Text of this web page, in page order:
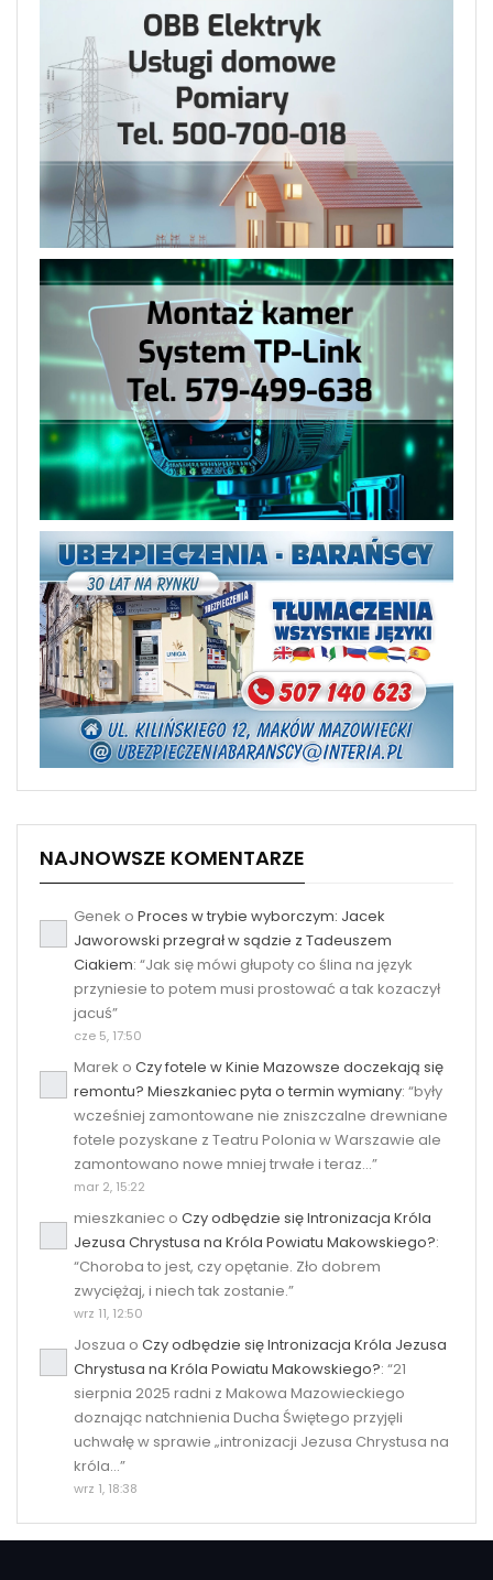
NAJNOWSZE KOMENTARZE
Genek o Proces w trybie wyborczym: Jacek
Jaworowski przegrał w sądzie z Tadeuszem
Ciakiem: “Jak się mówi głupoty co ślina na język
przyniesie to potem musi prostować a tak kozaczył
jacuś”
cze 5, 17:50
Marek o Czy fotele w Kinie Mazowsze doczekają się
remontu? Mieszkaniec pyta o termin wymiany: “były
wcześniej zamontowane nie zniszczalne drewniane
fotele pozyskane z Teatru Polonia w Warszawie ale
zamontowano nowe mniej trwałe i teraz…”
mar 2, 15:22
mieszkaniec o Czy odbędzie się Intronizacja Króla
Jezusa Chrystusa na Króla Powiatu Makowskiego?:
“Choroba to jest, czy opętanie. Zło dobrem
zwyciężaj, i niech tak zostanie.”
wrz 11, 12:50
Joszua o Czy odbędzie się Intronizacja Króla Jezusa
Chrystusa na Króla Powiatu Makowskiego?: “21
sierpnia 2025 radni z Makowa Mazowieckiego
doznając natchnienia Ducha Świętego przyjęli
uchwałę w sprawie „intronizacji Jezusa Chrystusa na
króla…”
wrz 1, 18:38